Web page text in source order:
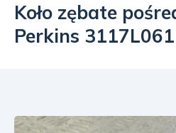
Koło zębate
Perkins 3117L061